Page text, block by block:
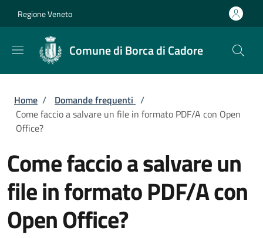
Regione Veneto
Comune di Borca di Cadore
Briciole di pane
Home / Domande frequenti /
Come faccio a salvare un file in formato PDF/A con Open
Office?
Come faccio a salvare un
file in formato PDF/A con
Open Office?